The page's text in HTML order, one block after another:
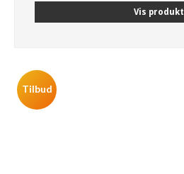
Vis produkt
Tilbud